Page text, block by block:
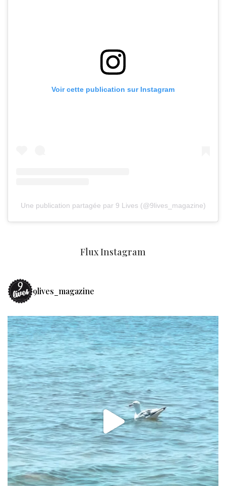
Voir cette publication sur Instagram
Une publication partagée par 9 Lives (@9lives_magazine)
Flux Instagram
9lives_magazine